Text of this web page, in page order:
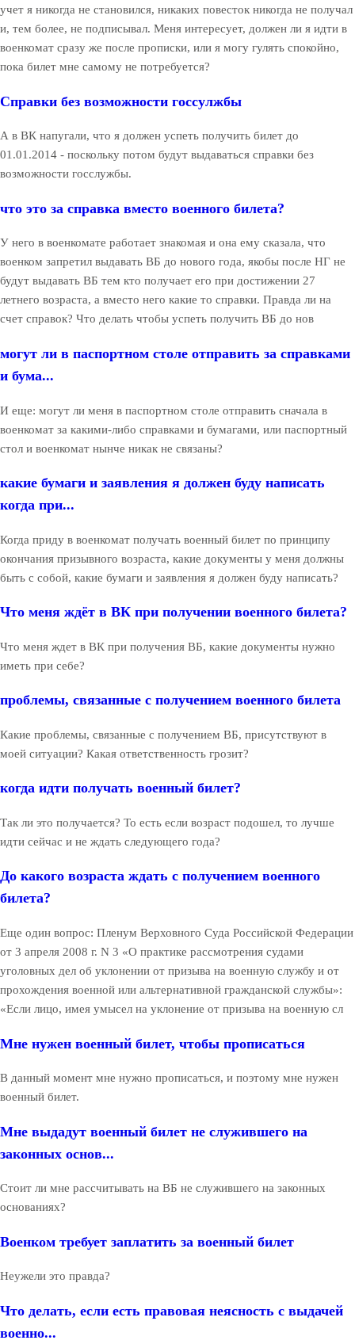
учет я никогда не становился, никаких повесток никогда не получал
и, тем более, не подписывал. Меня интересует, должен ли я идти в
военкомат сразу же после прописки, или я могу гулять спокойно,
пока билет мне самому не потребуется?
Справки без возможности госсулжбы
А в ВК напугали, что я должен успеть получить билет до
01.01.2014 - поскольку потом будут выдаваться справки без
возможности госслужбы.
что это за справка вместо военного билета?
У него в военкомате работает знакомая и она ему сказала, что
военком запретил выдавать ВБ до нового года, якобы после НГ не
будут выдавать ВБ тем кто получает его при достижении 27
летнего возраста, а вместо него какие то справки. Правда ли на
счет справок? Что делать чтобы успеть получить ВБ до нов
могут ли в паспортном столе отправить за справками
и бума...
И еще: могут ли меня в паспортном столе отправить сначала в
военкомат за какими-либо справками и бумагами, или паспортный
стол и военкомат нынче никак не связаны?
какие бумаги и заявления я должен буду написать
когда при...
Когда приду в военкомат получать военный билет по принципу
окончания призывного возраста, какие документы у меня должны
быть с собой, какие бумаги и заявления я должен буду написать?
Что меня ждёт в ВК при получении военного билета?
Что меня ждет в ВК при получения ВБ, какие документы нужно
иметь при себе?
проблемы, связанные с получением военного билета
Какие проблемы, связанные с получением ВБ, присутствуют в
моей ситуации? Какая ответственность грозит?
когда идти получать военный билет?
Так ли это получается? То есть если возраст подошел, то лучше
идти сейчас и не ждать следующего года?
До какого возраста ждать с получением военного
билета?
Еще один вопрос: Пленум Верховного Суда Российской Федерации
от 3 апреля 2008 г. N 3 «О практике рассмотрения судами
уголовных дел об уклонении от призыва на военную службу и от
прохождения военной или альтернативной гражданской службы»:
«Если лицо, имея умысел на уклонение от призыва на военную сл
Мне нужен военный билет, чтобы прописаться
В данный момент мне нужно прописаться, и поэтому мне нужен
военный билет.
Мне выдадут военный билет не служившего на
законных основ...
Стоит ли мне рассчитывать на ВБ не служившего на законных
основаниях?
Военком требует заплатить за военный билет
Неужели это правда?
Что делать, если есть правовая неясность с выдачей
военно...